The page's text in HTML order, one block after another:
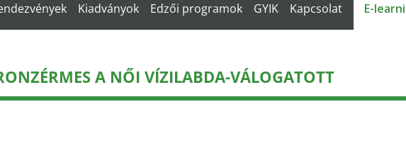
Kiadványok Edzői programok GYIK Kapcsolat E-
A NŐI VÍZILABDA-VÁLOGATOTT